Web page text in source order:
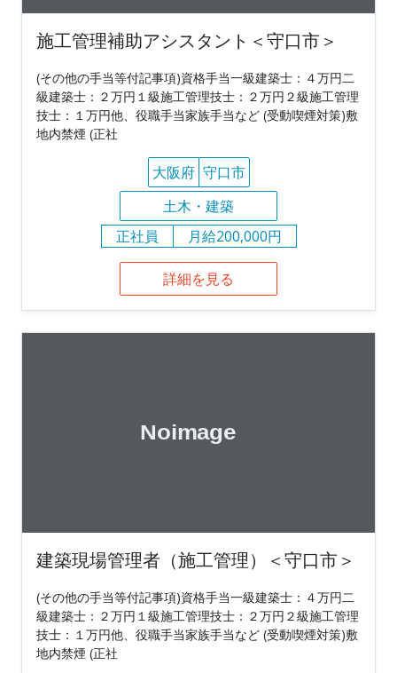
施工管理補助アシスタント＜守口市＞
(その他の手当等付記事項)資格手当一級建築士：４万円二
級建築士：２万円１級施工管理技士：２万円２級施工管理
技士：１万円他、役職手当家族手当など (受動喫煙対策)敷
地内禁煙 (正社
大阪府 守口市
土木・建築
正社員
月給200,000円
詳細を見る
建築現場管理者（施工管理）＜守口市＞
(その他の手当等付記事項)資格手当一級建築士：４万円二
級建築士：２万円１級施工管理技士：２万円２級施工管理
技士：１万円他、役職手当家族手当など (受動喫煙対策)敷
地内禁煙 (正社